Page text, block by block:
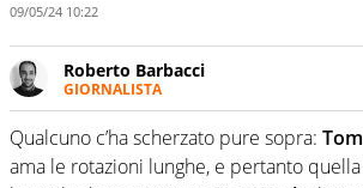
09/05/24 10:22
Roberto Barbacci
GIORNALISTA
Giornalista (pubblicista) sportivo a
tuttologo di Virgilio Sport. Provate a
scherma, di volley o di curling: ve ne
Qualcuno c’ha scherzato pure sopra:
ama le rotazioni lunghe, e pertanto